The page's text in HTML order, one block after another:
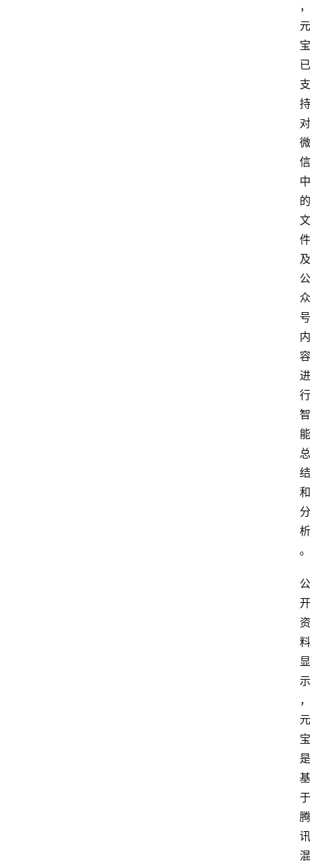
，
元
宝
已
支
持
对
微
信
中
的
文
件
及
公
众
号
内
容
进
行
智
能
总
结
和
分
析
。
公
开
资
料
显
示
，
元
宝
是
基
于
腾
讯
混